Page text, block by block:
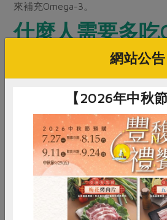
來補充Omega-3。
什麼人需要多
外食與素食族群，更要多攝取
外食族：一般餐廳考量成本，最
油等，都是富含Omega-6 的油
素食者：素食者最常吃黃豆補充
多Omega-6的油脂
很少吃魚的人
身體長期慢性發炎的人
RPET 食譜
網站公告
【2026年中秋